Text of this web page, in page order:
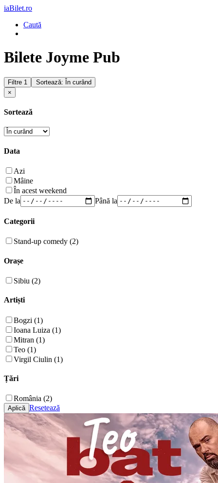
iaBilet.ro
Caută
Bilete Joyme Pub
Filtre 1
Sortează: În curând
×
Sortează
Data
Azi
Mâine
În acest weekend
De la
Până la
Categorii
Stand-up comedy (2)
Orașe
Sibiu (2)
Artiști
Bogzi (1)
Ioana Luiza (1)
Mitran (1)
Teo (1)
Virgil Ciulin (1)
Țări
România (2)
Resetează